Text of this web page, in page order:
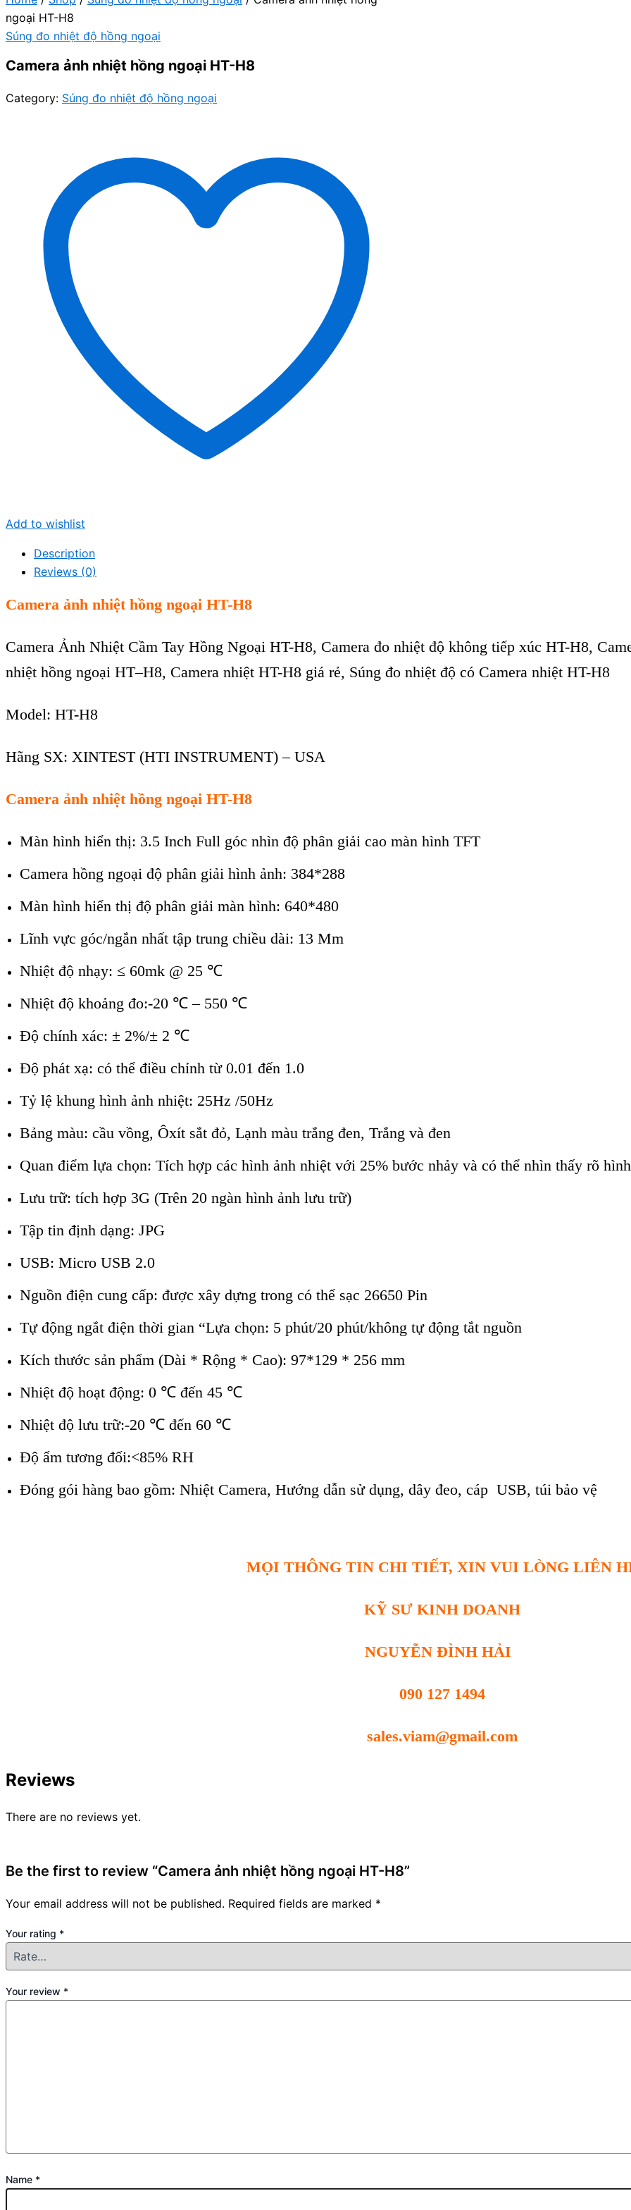
ngoại HT-H8
Súng đo nhiệt độ hồng ngoại
Camera ảnh nhiệt hồng ngoại HT-H8
Category: Súng đo nhiệt độ hồng ngoại
Add to wishlist
Description
Reviews (0)
Camera ảnh nhiệt hồng ngoại HT-H8
Camera Ảnh Nhiệt Cầm Tay Hồng Ngoại HT-H8, Camera đo nhiệt độ không tiếp xúc HT-H8,
nhiệt hồng ngoại HT–H8, Camera nhiệt HT-H8 giá rẻ, Súng đo nhiệt độ có Camera nhiệt HT-H8
Model: HT-H8
Hãng SX: XINTEST (HTI INSTRUMENT) – USA
Camera ảnh nhiệt hồng ngoại HT-H8
Màn hình hiển thị: 3.5 Inch Full góc nhìn độ phân giải cao màn hình TFT
Camera hồng ngoại độ phân giải hình ảnh: 384*288
Màn hình hiển thị độ phân giải màn hình: 640*480
Lĩnh vực góc/ngắn nhất tập trung chiều dài: 13 Mm
Nhiệt độ nhạy: ≤ 60mk @ 25 ℃
Nhiệt độ khoảng đo:-20 ℃– 550 ℃
Độ chính xác: ± 2%/± 2 ℃
Độ phát xạ: có thể điều chỉnh từ 0.01 đến 1.0
Tỷ lệ khung hình ảnh nhiệt: 25Hz /50Hz
Bảng màu: cầu vồng, Ôxít sắt đỏ, Lạnh màu trắng đen, Trắng và đen
Quan điểm lựa chọn: Tích hợp các hình ảnh nhiệt với 25% bước nhảy và có thể nhìn thấy rõ
Lưu trữ: tích hợp 3G (Trên 20 ngàn hình ảnh lưu trữ)
Tập tin định dạng: JPG
USB: Micro USB 2.0
Nguồn điện cung cấp: được xây dựng trong có thể sạc 26650 Pin
Tự động ngắt điện thời gian “Lựa chọn: 5 phút/20 phút/không tự động tắt nguồn
Kích thước sản phẩm (Dài * Rộng * Cao): 97*129 * 256 mm
Nhiệt độ hoạt động: 0 ℃ đến 45 ℃
Nhiệt độ lưu trữ:-20 ℃ đến 60 ℃
Độ ẩm tương đối:<85% RH
Đóng gói hàng bao gồm: Nhiệt Camera, Hướng dẫn sử dụng, dây đeo, cáp USB, túi bảo vệ
MỌI THÔNG TIN CHI TIẾT, XIN VUI LÒNG LIÊN
KỸ SƯ KINH DOANH
NGUYỄN ĐÌNH HẢI
090 127 1494
sales.viam@gmail.com
Reviews
There are no reviews yet.
Be the first to review “Camera ảnh nhiệt hồng ngoại HT-H8”
Your email address will not be published. Required fields are marked *
Your rating *
Your review *
Name *